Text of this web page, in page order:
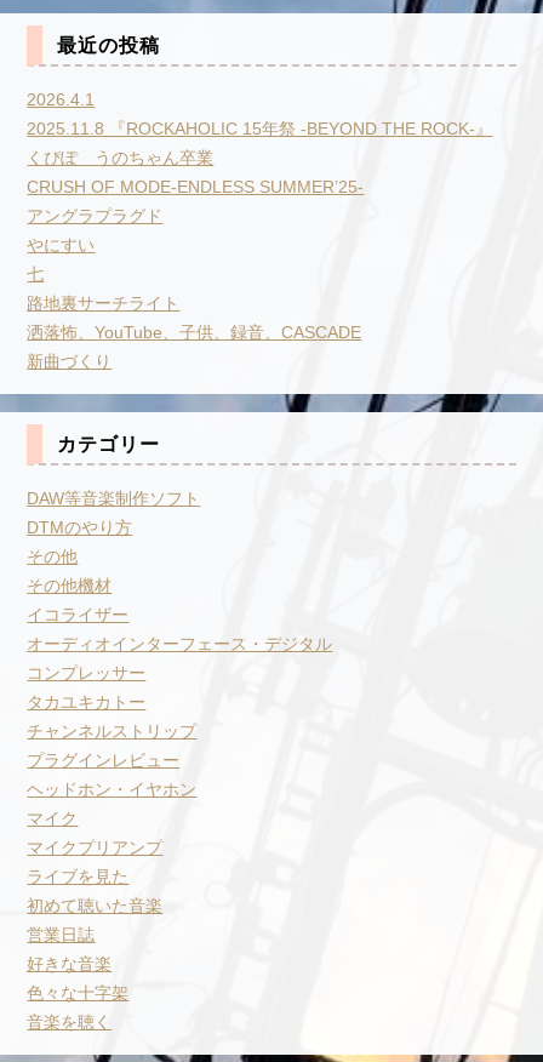
最近の投稿
2026.4.1
2025.11.8 『ROCKAHOLIC 15年祭 -BEYOND THE ROCK-』
くぴぽ うのちゃん卒業
CRUSH OF MODE-ENDLESS SUMMER’25-
アングラプラグド
やにすい
七
路地裏サーチライト
洒落怖、YouTube、子供、録音、CASCADE
新曲づくり
カテゴリー
DAW等音楽制作ソフト
DTMのやり方
その他
その他機材
イコライザー
オーディオインターフェース・デジタル
コンプレッサー
タカユキカトー
チャンネルストリップ
プラグインレビュー
ヘッドホン・イヤホン
マイク
マイクプリアンプ
ライブを見た
初めて聴いた音楽
営業日誌
好きな音楽
色々な十字架
音楽を聴く